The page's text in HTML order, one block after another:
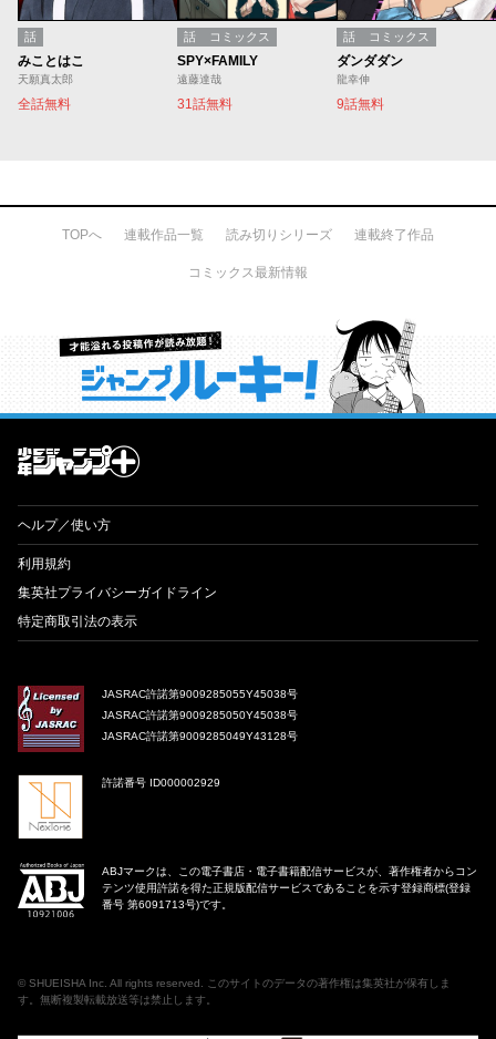
話
みことはこ
天願真太郎
全話無料
話 コミックス
SPY×FAMILY
遠藤達哉
31話無料
話 コミックス
ダンダダン
龍幸伸
9話無料
TOPへ 連載作品一覧 読み切りシリーズ 連載終了作品
コミックス最新情報
才能溢れる投稿作が読み放題！ ジャンプルーキー！
ヘルプ／使い方
利用規約
集英社プライバシーガイドライン
特定商取引法の表示
JASRAC許諾第9009285055Y45038号
JASRAC許諾第9009285050Y45038号
JASRAC許諾第9009285049Y43128号
許諾番号 ID000002929
ABJマークは、この電子書店・電子書籍配信サービスが、著作権者からコン
テンツ使用許諾を得た正規版配信サービスであることを示す登録商標(登録
番号 第6091713号)です。
© SHUEISHA Inc . All rights reserved. このサイトのデータの著作権は集英社が保有しま
す。無断複製転載放送等は禁止します。